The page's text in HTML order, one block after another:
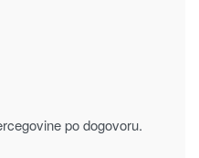
po dogovoru.